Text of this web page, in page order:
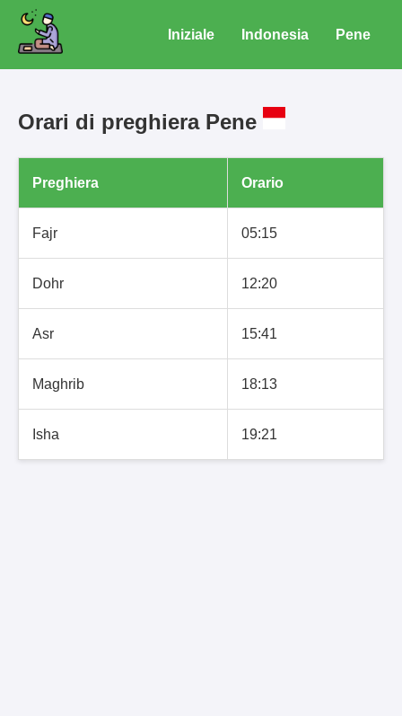
Iniziale Indonesia Pene
Orari di preghiera Pene
Preghiera Orario
Fajr 05:15
Dohr 12:20
Asr 15:41
Maghrib 18:13
Isha 19:21